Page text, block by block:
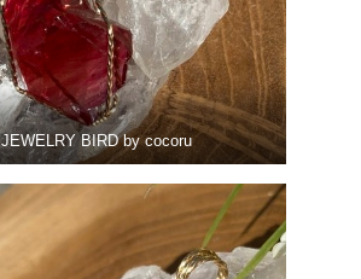
JEWELRY BIRD by cocoru